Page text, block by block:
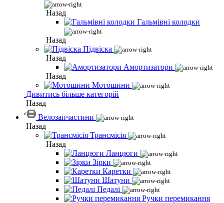
Назад
Гальмівні колодки
Назад
Підвіска
Назад
Амортизатори
Назад
Мотошини
Дивитись більше категорій
Назад
Велозапчастини
Назад
Трансмісія
Назад
Ланцюги
Зірки
Каретки
Шатуни
Педалі
Ручки перемикання